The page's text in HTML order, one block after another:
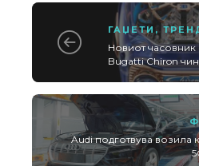
ГАЏЕТИ ,
Новиот
Bugatti Chiron
Audi подготвува возила